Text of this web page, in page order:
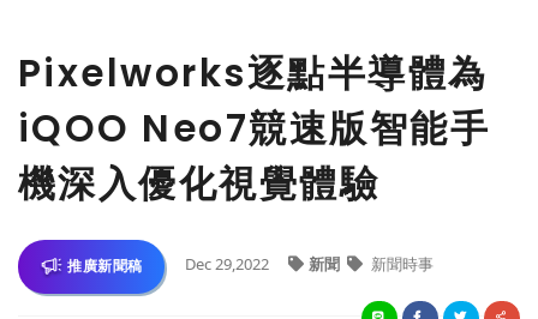
Pixelworks逐點半導體為
iQOO Neo7競速版智能手
機深入優化視覺體驗
推廣新聞稿 Dec 29,2022 新聞 新聞時事